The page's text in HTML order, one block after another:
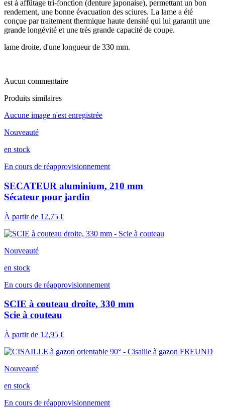
est à affûtage tri-fonction (denture japonaise), permettant un bon
rendement, une bonne évacuation des sciures. La lame a été
conçue par traitement thermique haute densité qui lui garantit une
grande longévité et une très grande capacité de coupe.
lame droite, d'une longueur de 330 mm.
Aucun commentaire
Produits similaires
Aucune image n'est enregistrée
Nouveauté
en stock
En cours de réapprovisionnement
SECATEUR aluminium, 210 mm
Sécateur pour jardin
À partir de 12,75 €
Nouveauté
en stock
En cours de réapprovisionnement
SCIE à couteau droite, 330 mm
Scie à couteau
À partir de 12,95 €
Nouveauté
en stock
En cours de réapprovisionnement